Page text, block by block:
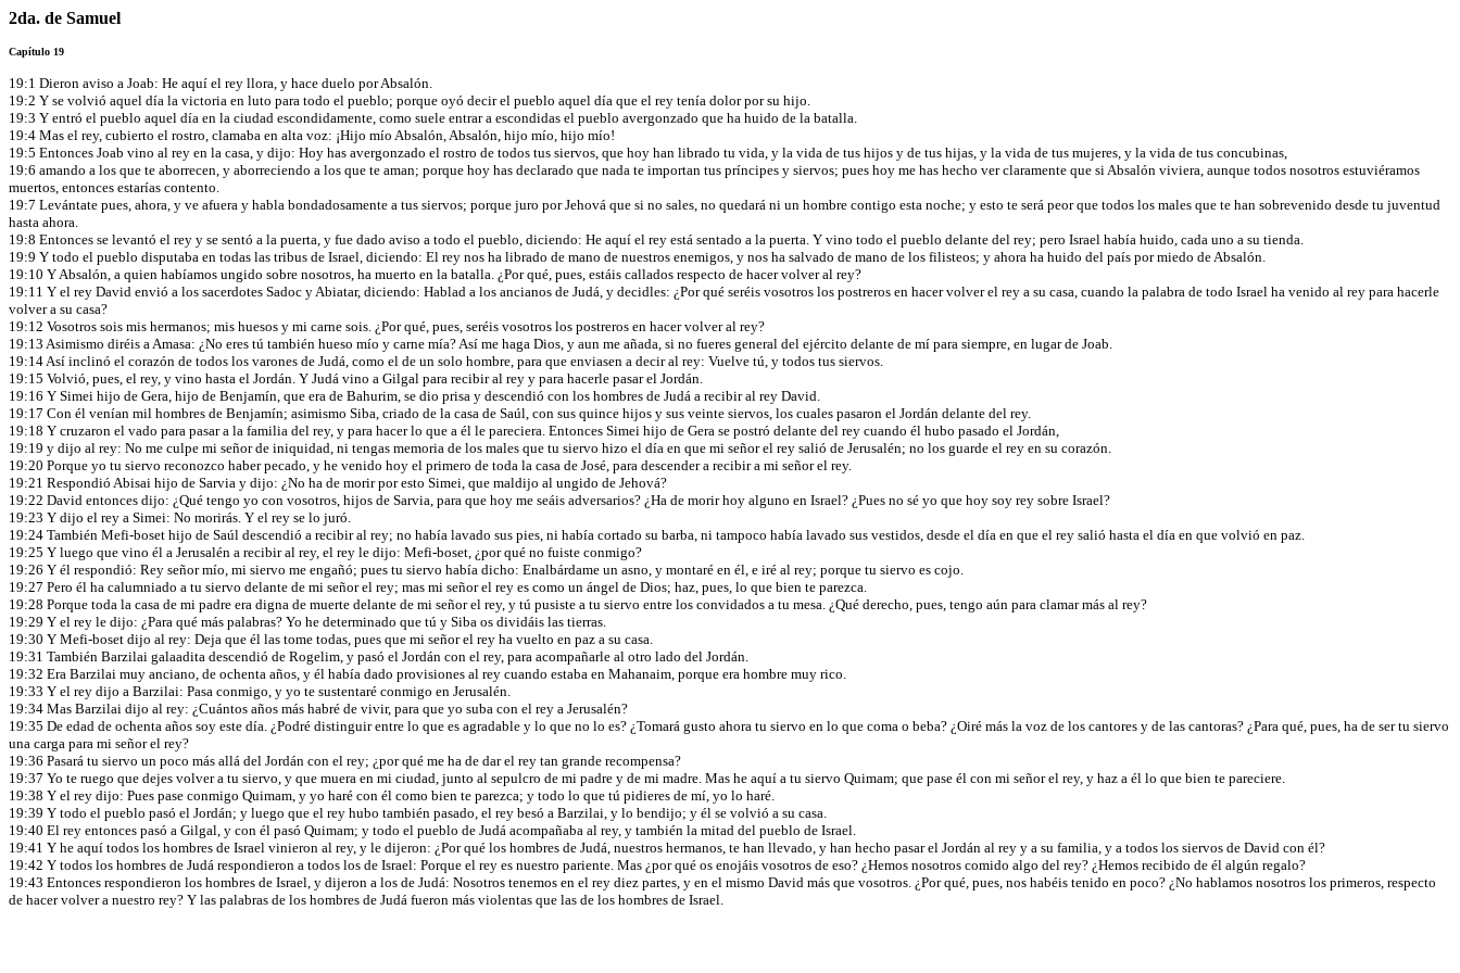
2da. de Samuel
Capítulo 19
19:1 Dieron aviso a Joab: He aquí el rey llora, y hace duelo por Absalón.
19:2 Y se volvió aquel día la victoria en luto para todo el pueblo; porque oyó decir el pueblo aquel día que el rey tenía dolor por su hijo.
19:3 Y entró el pueblo aquel día en la ciudad escondidamente, como suele entrar a escondidas el pueblo avergonzado que ha huido de la batalla.
19:4 Mas el rey, cubierto el rostro, clamaba en alta voz: ¡Hijo mío Absalón, Absalón, hijo mío, hijo mío!
19:5 Entonces Joab vino al rey en la casa, y dijo: Hoy has avergonzado el rostro de todos tus siervos, que hoy han librado tu vida, y la vida de tus hijos y de tus hijas, y la vida de tus mujeres, y la vida de tus concubinas,
19:6 amando a los que te aborrecen, y aborreciendo a los que te aman; porque hoy has declarado que nada te importan tus príncipes y siervos; pues hoy me has hecho ver claramente que si Absalón viviera, aunque todos nosotros estuviéramos
muertos, entonces estarías contento.
19:7 Levántate pues, ahora, y ve afuera y habla bondadosamente a tus siervos; porque juro por Jehová que si no sales, no quedará ni un hombre contigo esta noche; y esto te será peor que todos los males que te han sobrevenido desde tu juventud
hasta ahora.
19:8 Entonces se levantó el rey y se sentó a la puerta, y fue dado aviso a todo el pueblo, diciendo: He aquí el rey está sentado a la puerta. Y vino todo el pueblo delante del rey; pero Israel había huido, cada uno a su tienda.
19:9 Y todo el pueblo disputaba en todas las tribus de Israel, diciendo: El rey nos ha librado de mano de nuestros enemigos, y nos ha salvado de mano de los filisteos; y ahora ha huido del país por miedo de Absalón.
19:10 Y Absalón, a quien habíamos ungido sobre nosotros, ha muerto en la batalla. ¿Por qué, pues, estáis callados respecto de hacer volver al rey?
19:11 Y el rey David envió a los sacerdotes Sadoc y Abiatar, diciendo: Hablad a los ancianos de Judá, y decidles: ¿Por qué seréis vosotros los postreros en hacer volver el rey a su casa, cuando la palabra de todo Israel ha venido al rey para hacerle
volver a su casa?
19:12 Vosotros sois mis hermanos; mis huesos y mi carne sois. ¿Por qué, pues, seréis vosotros los postreros en hacer volver al rey?
19:13 Asimismo diréis a Amasa: ¿No eres tú también hueso mío y carne mía? Así me haga Dios, y aun me añada, si no fueres general del ejército delante de mí para siempre, en lugar de Joab.
19:14 Así inclinó el corazón de todos los varones de Judá, como el de un solo hombre, para que enviasen a decir al rey: Vuelve tú, y todos tus siervos.
19:15 Volvió, pues, el rey, y vino hasta el Jordán. Y Judá vino a Gilgal para recibir al rey y para hacerle pasar el Jordán.
19:16 Y Simei hijo de Gera, hijo de Benjamín, que era de Bahurim, se dio prisa y descendió con los hombres de Judá a recibir al rey David.
19:17 Con él venían mil hombres de Benjamín; asimismo Siba, criado de la casa de Saúl, con sus quince hijos y sus veinte siervos, los cuales pasaron el Jordán delante del rey.
19:18 Y cruzaron el vado para pasar a la familia del rey, y para hacer lo que a él le pareciera. Entonces Simei hijo de Gera se postró delante del rey cuando él hubo pasado el Jordán,
19:19 y dijo al rey: No me culpe mi señor de iniquidad, ni tengas memoria de los males que tu siervo hizo el día en que mi señor el rey salió de Jerusalén; no los guarde el rey en su corazón.
19:20 Porque yo tu siervo reconozco haber pecado, y he venido hoy el primero de toda la casa de José, para descender a recibir a mi señor el rey.
19:21 Respondió Abisai hijo de Sarvia y dijo: ¿No ha de morir por esto Simei, que maldijo al ungido de Jehová?
19:22 David entonces dijo: ¿Qué tengo yo con vosotros, hijos de Sarvia, para que hoy me seáis adversarios? ¿Ha de morir hoy alguno en Israel? ¿Pues no sé yo que hoy soy rey sobre Israel?
19:23 Y dijo el rey a Simei: No morirás. Y el rey se lo juró.
19:24 También Mefi-boset hijo de Saúl descendió a recibir al rey; no había lavado sus pies, ni había cortado su barba, ni tampoco había lavado sus vestidos, desde el día en que el rey salió hasta el día en que volvió en paz.
19:25 Y luego que vino él a Jerusalén a recibir al rey, el rey le dijo: Mefi-boset, ¿por qué no fuiste conmigo?
19:26 Y él respondió: Rey señor mío, mi siervo me engañó; pues tu siervo había dicho: Enalbárdame un asno, y montaré en él, e iré al rey; porque tu siervo es cojo.
19:27 Pero él ha calumniado a tu siervo delante de mi señor el rey; mas mi señor el rey es como un ángel de Dios; haz, pues, lo que bien te parezca.
19:28 Porque toda la casa de mi padre era digna de muerte delante de mi señor el rey, y tú pusiste a tu siervo entre los convidados a tu mesa. ¿Qué derecho, pues, tengo aún para clamar más al rey?
19:29 Y el rey le dijo: ¿Para qué más palabras? Yo he determinado que tú y Siba os dividáis las tierras.
19:30 Y Mefi-boset dijo al rey: Deja que él las tome todas, pues que mi señor el rey ha vuelto en paz a su casa.
19:31 También Barzilai galaadita descendió de Rogelim, y pasó el Jordán con el rey, para acompañarle al otro lado del Jordán.
19:32 Era Barzilai muy anciano, de ochenta años, y él había dado provisiones al rey cuando estaba en Mahanaim, porque era hombre muy rico.
19:33 Y el rey dijo a Barzilai: Pasa conmigo, y yo te sustentaré conmigo en Jerusalén.
19:34 Mas Barzilai dijo al rey: ¿Cuántos años más habré de vivir, para que yo suba con el rey a Jerusalén?
19:35 De edad de ochenta años soy este día. ¿Podré distinguir entre lo que es agradable y lo que no lo es? ¿Tomará gusto ahora tu siervo en lo que coma o beba? ¿Oiré más la voz de los cantores y de las cantoras? ¿Para qué, pues, ha de ser tu siervo
una carga para mi señor el rey?
19:36 Pasará tu siervo un poco más allá del Jordán con el rey; ¿por qué me ha de dar el rey tan grande recompensa?
19:37 Yo te ruego que dejes volver a tu siervo, y que muera en mi ciudad, junto al sepulcro de mi padre y de mi madre. Mas he aquí a tu siervo Quimam; que pase él con mi señor el rey, y haz a él lo que bien te pareciere.
19:38 Y el rey dijo: Pues pase conmigo Quimam, y yo haré con él como bien te parezca; y todo lo que tú pidieres de mí, yo lo haré.
19:39 Y todo el pueblo pasó el Jordán; y luego que el rey hubo también pasado, el rey besó a Barzilai, y lo bendijo; y él se volvió a su casa.
19:40 El rey entonces pasó a Gilgal, y con él pasó Quimam; y todo el pueblo de Judá acompañaba al rey, y también la mitad del pueblo de Israel.
19:41 Y he aquí todos los hombres de Israel vinieron al rey, y le dijeron: ¿Por qué los hombres de Judá, nuestros hermanos, te han llevado, y han hecho pasar el Jordán al rey y a su familia, y a todos los siervos de David con él?
19:42 Y todos los hombres de Judá respondieron a todos los de Israel: Porque el rey es nuestro pariente. Mas ¿por qué os enojáis vosotros de eso? ¿Hemos nosotros comido algo del rey? ¿Hemos recibido de él algún regalo?
19:43 Entonces respondieron los hombres de Israel, y dijeron a los de Judá: Nosotros tenemos en el rey diez partes, y en el mismo David más que vosotros. ¿Por qué, pues, nos habéis tenido en poco? ¿No hablamos nosotros los primeros, respecto
de hacer volver a nuestro rey? Y las palabras de los hombres de Judá fueron más violentas que las de los hombres de Israel.